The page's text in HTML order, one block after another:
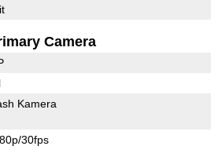
Camera
Kamera
30fps